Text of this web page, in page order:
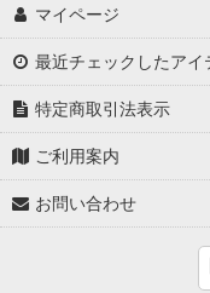
マイページ
最近チェックしたアイ
特定商取引法表示
ご利用案内
お問い合わせ